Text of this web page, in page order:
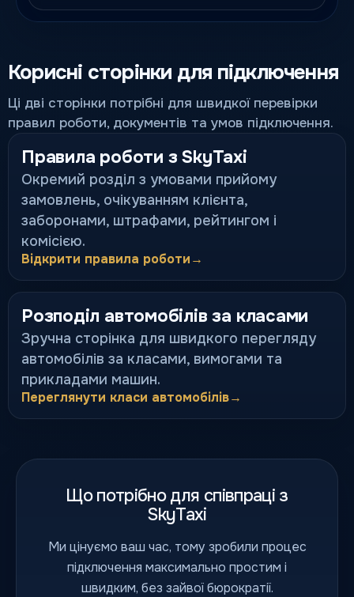
Корисні сторінки для підключення
Ці дві сторінки потрібні для швидкої перевірки
правил роботи, документів та умов підключення.
Правила роботи з SkyTaxi
Окремий розділ з умовами прийому
замовлень, очікуванням клієнта,
заборонами, штрафами, рейтингом і
комісією.
Відкрити правила роботи→
Розподіл автомобілів за класами
Зручна сторінка для швидкого перегляду
автомобілів за класами, вимогами та
прикладами машин.
Переглянути класи автомобілів→
Що потрібно для співпраці з
SkyTaxi
Ми цінуємо ваш час, тому зробили процес
підключення максимально простим і
швидким, без зайвої бюрократії.